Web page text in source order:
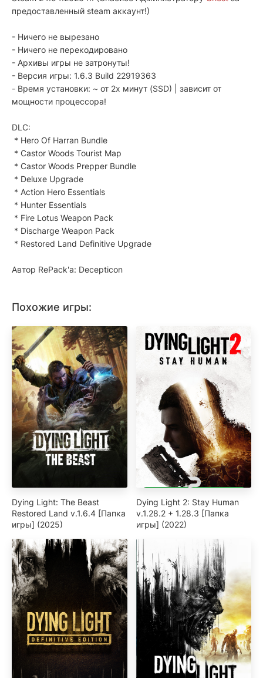
предоставленный steam аккаунт!)
- Ничего не вырезано
- Ничего не перекодировано
- Архивы игры не затронуты!
- Версия игры: 1.6.3 Build 22919363
- Время установки: ~ от 2x минут (SSD) | зависит от
мощности процессора!
DLC:
* Hero Of Harran Bundle
* Castor Woods Tourist Map
* Castor Woods Prepper Bundle
* Deluxe Upgrade
* Action Hero Essentials
* Hunter Essentials
* Fire Lotus Weapon Pack
* Discharge Weapon Pack
* Restored Land Definitive Upgrade
Автор RePack'a: Decepticon
Похожие игры:
Dying Light: The Beast
Restored Land v.1.6.4 [Папка
игры] (2025)
Dying Light 2: Stay Human
v.1.28.2 + 1.28.3 [Папка
игры] (2022)